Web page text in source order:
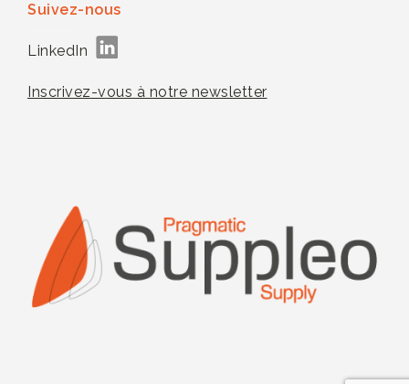
Suivez-nous
LinkedIn
Inscrivez-vous à notre newsletter